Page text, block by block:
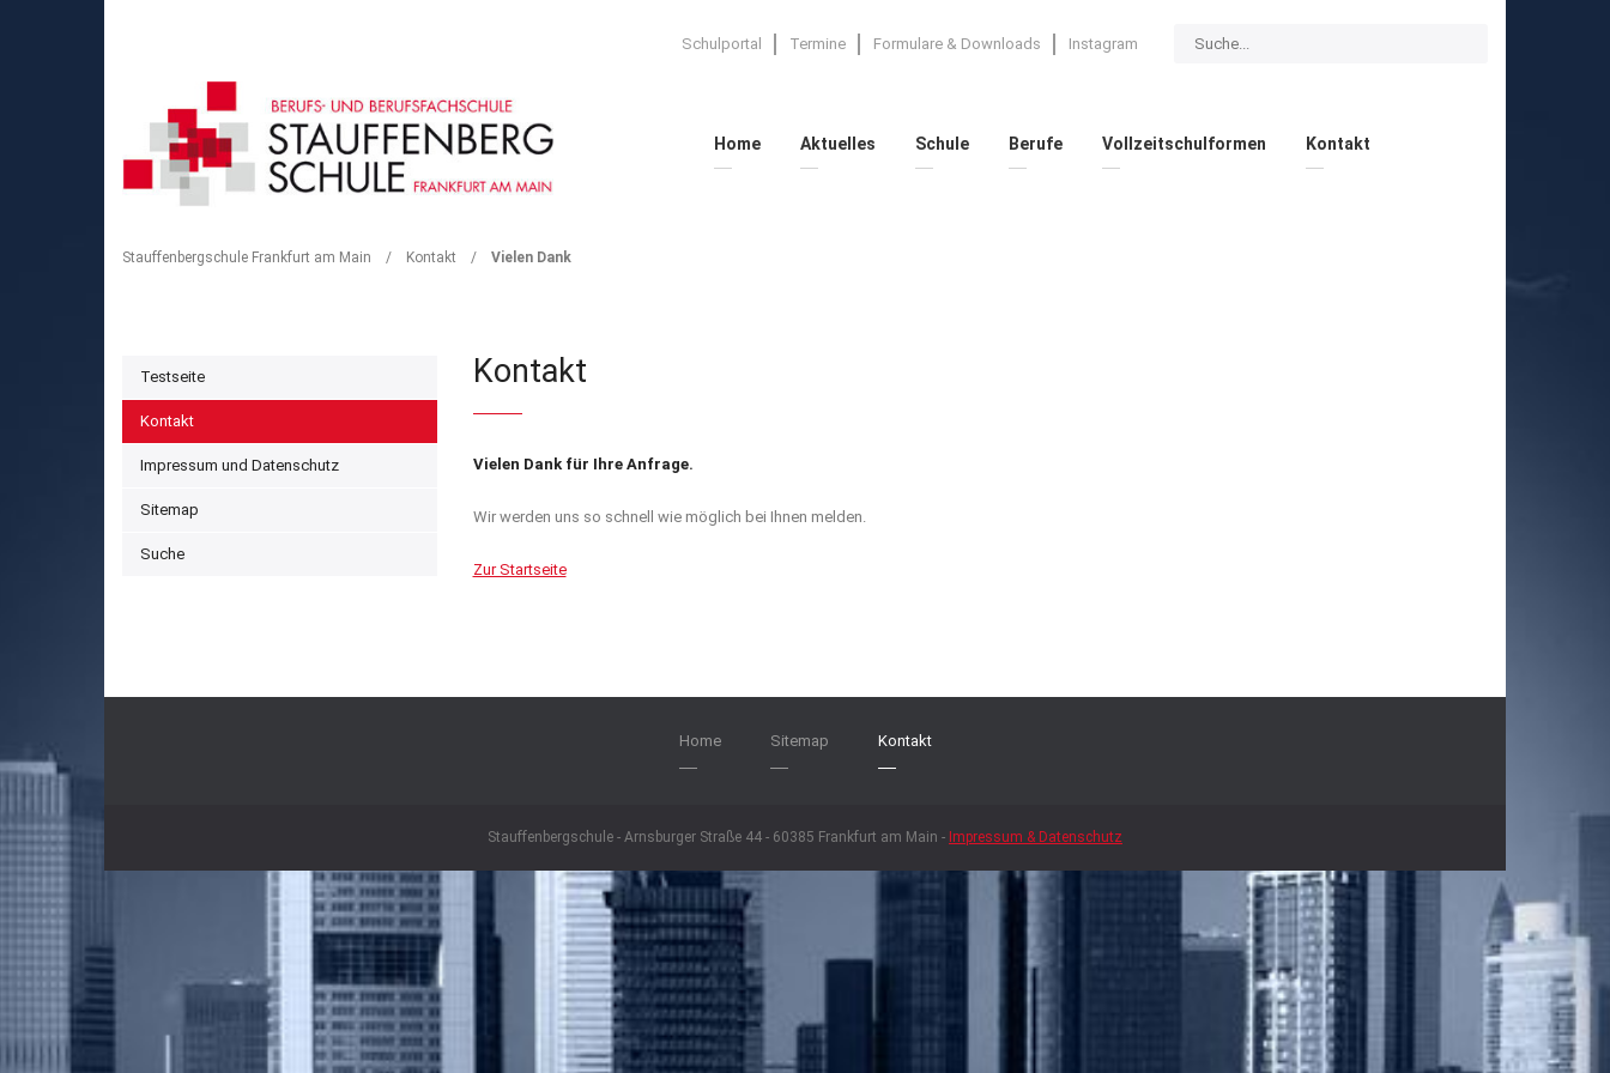
Schulportal Termine Formulare & Downloads Instagram
Home Aktuelles Schule Berufe Vollzeitschulformen Kontakt
Stauffenbergschule Frankfurt am Main / Kontakt / Vielen Dank
Testseite
Kontakt
Impressum und Datenschutz
Sitemap
Suche
Kontakt
Vielen Dank für Ihre Anfrage.
Wir werden uns so schnell wie möglich bei Ihnen melden.
Zur Startseite
Home Sitemap Kontakt
Stauffenbergschule - Arnsburger Straße 44 - 60385 Frankfurt am Main - Impressum & Datenschutz